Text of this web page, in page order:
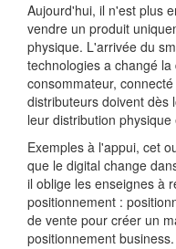
Aujourd'hui, il n'est plus
vendre un produit
physique. L'arrivée du
technologies a changé
consommateur,
distributeurs doivent dès
leur distribution physique
Exemples à l'appui, cet
que le digital change
il oblige les enseignes à
positionnement :
de vente pour créer un
positionnement business.